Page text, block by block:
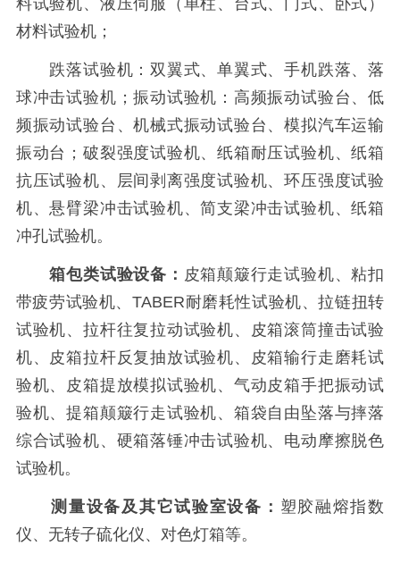
料试验机、液压伺服（单柱、台式、门式、卧式）
材料试验机；
跌落试验机：双翼式、单翼式、手机跌落、落
球冲击试验机；振动试验机：高频振动试验台、低
频振动试验台、机械式振动试验台、模拟汽车运输
振动台；破裂强度试验机、纸箱耐压试验机、纸箱
抗压试验机、层间剥离强度试验机、环压强度试验
机、悬臂梁冲击试验机、简支梁冲击试验机、纸箱
冲孔试验机。
箱包类试验设备 ： 皮箱颠簸行走试验机、粘扣
带疲劳试验机、TABER耐磨耗性试验机、拉链扭转
试验机、拉杆往复拉动试验机、皮箱滚筒撞击试验
机、皮箱拉杆反复抽放试验机、皮箱输行走磨耗试
验机、皮箱提放模拟试验机、气动皮箱手把振动试
验机、提箱颠簸行走试验机、箱袋自由坠落与摔落
综合试验机、硬箱落锤冲击试验机、电动摩擦脱色
试验机。
测量设备及其它试验室设备： 塑胶融熔指数
仪、无转子硫化仪、对色灯箱等。